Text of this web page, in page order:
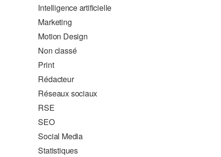
Intelligence artificielle
Marketing
Motion Design
Non classé
Print
Rédacteur
Réseaux sociaux
RSE
SEO
Social Media
Statistiques